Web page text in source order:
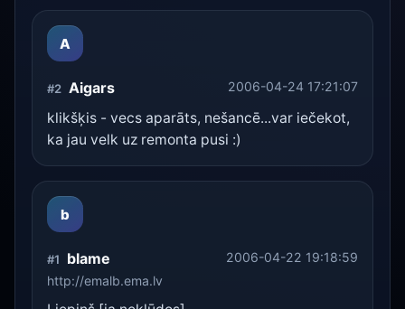
A
#2 Aigars 2006-04-24 17:21:07
klikšķis - vecs aparāts, nešancē...var iečekot,
ka jau velk uz remonta pusi :)
b
#1 blame
http://emalb.ema.lv
2006-04-22 19:18:59